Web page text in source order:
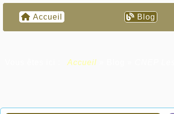
Accueil Blog
Accueil